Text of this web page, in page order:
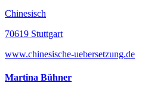
Chinesisch
70619 Stuttgart
www.chinesische-uebersetzung.de
Martina Bühner